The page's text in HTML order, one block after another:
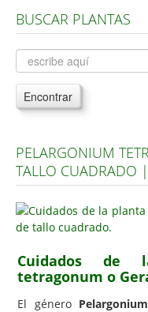
Árboles, Cicas y
Plantas Anuales y
Plantas Bulbosas y
Plantas de Interior
Plantas Aromáticas
Plantas Carnívoras
Consejos
Hemisferio Sur
Enfermedades
BUSCAR PLANTAS
Encontrar
PELARGONIUM
TALLO CUADRADO
Cuidados de
tetragonum o
El género Pelargonium